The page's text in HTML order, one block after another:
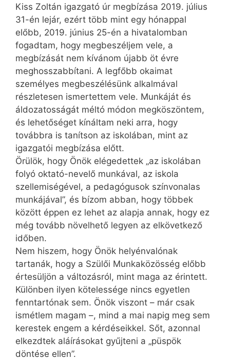
Kiss Zoltán igazgató úr megbízása 2019. július
31-én lejár, ezért több mint egy hónappal
előbb, 2019. június 25-én a hivatalomban
fogadtam, hogy megbeszéljem vele, a
megbízását nem kívánom újabb öt évre
meghosszabbítani. A legfőbb okaimat
személyes megbeszélésünk alkalmával
részletesen ismertettem vele. Munkáját és
áldozatosságát méltó módon megköszöntem,
és lehetőséget kínáltam neki arra, hogy
továbbra is tanítson az iskolában, mint az
igazgatói megbízása előtt.
Örülök, hogy Önök elégedettek „az iskolában
folyó oktató-nevelő munkával, az iskola
szellemiségével, a pedagógusok színvonalas
munkájával”, és bízom abban, hogy többek
között éppen ez lehet az alapja annak, hogy ez
még tovább növelhető legyen az elkövetkező
időben.
Nem hiszem, hogy Önök helyénvalónak
tartanák, hogy a Szülői Munkaközösség előbb
értesüljön a változásról, mint maga az érintett.
Különben ilyen kötelessége nincs egyetlen
fenntartónak sem. Önök viszont – már csak
ismétlem magam –, mind a mai napig meg sem
kerestek engem a kérdéseikkel. Sőt, azonnal
elkezdtek aláírásokat gyűjteni a „püspök
döntése ellen”.